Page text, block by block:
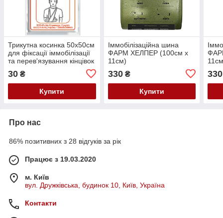
Трикутна косинка 50х50см
для фіксації іммобілізації
та перев'язування кінцівок
або голови ФАРМ ХЕЛПЕР
30 ₴
Купити
Іммобілізаційна шина
ФАРМ ХЕЛПЕР (100см х
11см)
330₴
Купити
330
Про нас
86% позитивних з 28 відгуків за рік
Працює з 19.03.2020
м. Київ
вул. Дружківська, будинок 10, Київ, Україна
Контакти